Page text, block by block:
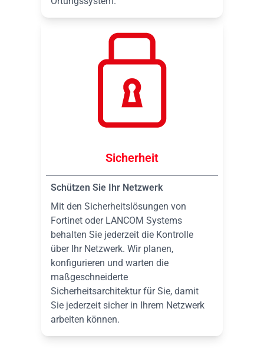
Sicherheit
Schützen Sie Ihr Netzwerk
Mit den Sicherheitslösungen von
Fortinet oder LANCOM Systems
behalten Sie jederzeit die Kontrolle
über Ihr Netzwerk. Wir planen,
konfigurieren und warten die
maßgeschneiderte
Sicherheitsarchitektur für Sie, damit
Sie jederzeit sicher in Ihrem Netzwerk
arbeiten können.